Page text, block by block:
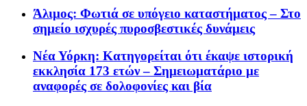
Άλιμος: Φωτιά σε υπόγειο καταστήματος – Στο
σημείο ισχυρές πυροσβεστικές δυνάμεις
Νέα Υόρκη: Κατηγορείται ότι έκαψε ιστορική
εκκλησία 173 ετών – Σημειωματάριο με
αναφορές σε δολοφονίες και βία